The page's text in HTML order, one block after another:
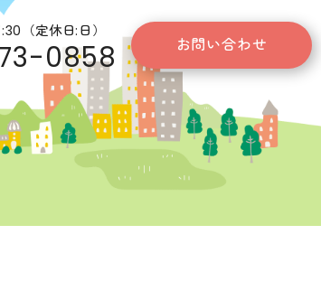
（定休日:日）
0858 お問い合わせ